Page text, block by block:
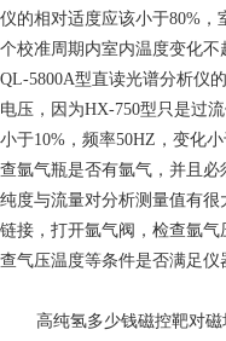
仪的相对适度应该小于80%
个校准周期内室内温度变化
QL-5800A型直读光谱分析仪
电压，因为HX-750型只是过
小于10%，频率50HZ，变
查氩气瓶是否有氩气，并且必
纯度与流量对分析测量值有
链接，打开氩气阀，检查氩
查气压温度等条件是否满足仪
高纯氢多少钱磁控靶对